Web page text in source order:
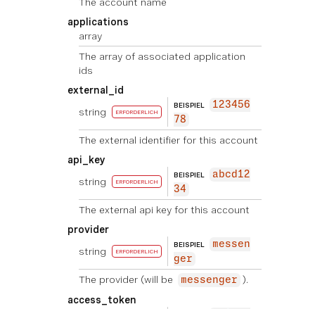
applications
array
The array of associated application
ids
external_id
string
ERFORDERLICH
BEISPIEL
123456
78
The external identifier for this account
api_key
string
ERFORDERLICH
BEISPIEL
abcd12
34
The external api key for this account
provider
string
ERFORDERLICH
BEISPIEL
messen
ger
The provider (will be messenger ).
access_token